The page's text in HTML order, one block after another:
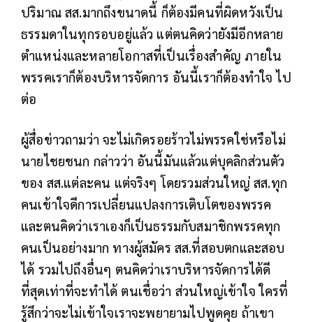
ปริมาณ สส.มากถึงขนาดนี้ ก็ต้องมีคนที่ผิดหวังเป็น
ธรรมดาในทุกรอบอยู่แล้ว แต่ตนคิดว่ายังมีอีกหลาย
ตำแหน่งและหลายโอกาสที่เป็นเรื่องสำคัญ ภายใน
พรรคเราก็ต้องบริหารจัดการ อันนี้เราก็ต้องทำใจ ไป
ต่อ
ผู้สื่อข่าวถามว่า จะไม่เกิดรอยร้าวไม่พรรคใช่หรือไม่
นายไชยชนก กล่าวว่า อันนี้มันแล้วแต่บุคลิกส่วนตัว
ของ สส.แต่ละคน แต่จริงๆ โดยรวมส่วนใหญ่ สส.ทุก
คนเข้าใจดีการเปลี่ยนแปลงการเติบโตของพรรค
และตนคิดว่าเราเองก็เป็นธรรมกับสมาชิกพรรคทุก
คนเป็นอย่างมาก ทางผู้สมัคร สส.ที่สอบตกและสอบ
ได้ รวมไปถึงอื่นๆ ตนคิดว่าเราบริหารจัดการได้ดี
ที่สุดเท่าที่จะทำได้ ตนเชื่อว่า ส่วนใหญ่เข้าใจ ใครที่
รู้สึกว่าจะไม่เข้าใจเราจะพยายามไปพูดคุย ถ้าเขา